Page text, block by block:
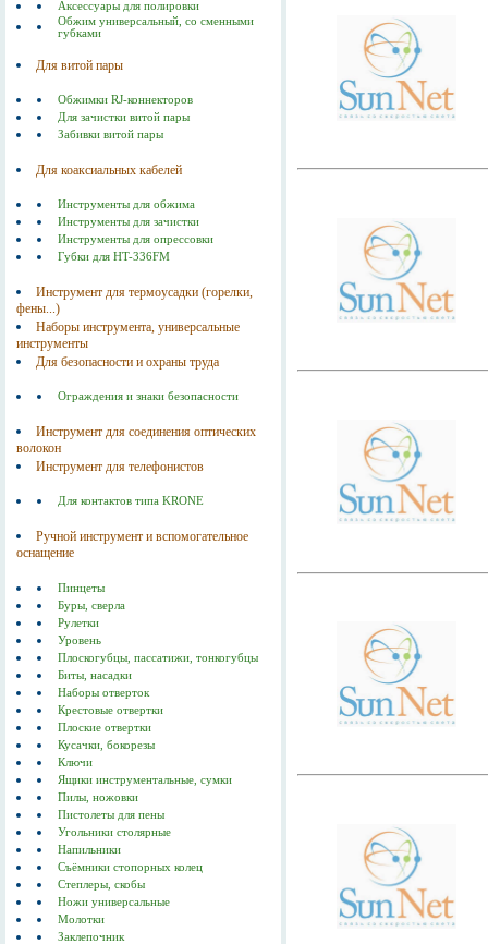
Аксессуары для полировки
Обжим универсальный, со сменными
губками
Для витой пары
Обжимки RJ-коннекторов
Для зачистки витой пары
Забивки витой пары
Для коаксиальных кабелей
Инструменты для обжима
Инструменты для зачистки
Инструменты для опрессовки
Губки для HT-336FM
Инструмент для термоусадки (горелки,
фены...)
Наборы инструмента, универсальные
инструменты
Для безопасности и охраны труда
Ограждения и знаки безопасности
Инструмент для соединения оптических
волокон
Инструмент для телефонистов
Для контактов типа KRONE
Ручной инструмент и вспомогательное
оснащение
Пинцеты
Буры, сверла
Рулетки
Уровень
Плоскогубцы, пассатижи, тонкогубцы
Биты, насадки
Наборы отверток
Крестовые отвертки
Плоские отвертки
Кусачки, бокорезы
Ключи
Ящики инструментальные, сумки
Пилы, ножовки
Пистолеты для пены
Угольники столярные
Напильники
Съёмники стопорных колец
Степлеры, скобы
Ножи универсальные
Молотки
Заклепочник